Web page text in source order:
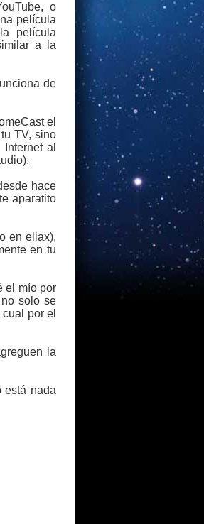
o
película
película
a la
de
el
TV, sino
al
hace
aparatito
en eliax),
en tu
el mío por
solo se
por el
la
está nada